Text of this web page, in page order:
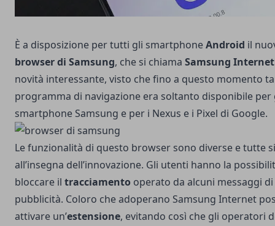
È a disposizione per tutti gli smartphoneAndroid il
browser di Samsung, che si chiama Samsung Internet
novità interessante, visto che fino a questo momento
programma di navigazione era soltanto disponibile per
smartphone Samsung e per i Nexus e i Pixel di Google.
Le funzionalità di questo browser sono diverse e tutte
all’insegna dell’innovazione. Gli utenti hanno la
bloccare il tracciamento operato da alcuni messaggi di
pubblicità. Coloro che adoperano Samsung Internet
attivare un’estensione, evitando così che gli operatori